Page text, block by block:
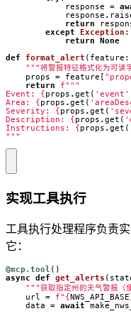
response
=
response .
return
except
Exception :
return
None
def
format_alert ( feature :
"""将警报特征格式化为可读
props
= feature
return
f
Event: { props .get ( 'event'
Area: { props .get (
Severity: { props .get (
Description: { props .get (
Instructions: { props .get (
"""
实现工具执行
工具执行处理程序负责
它：
@mcp.tool ()
async
def get_alerts (
"""获取指定州的天气警报（
url
= f" { NWS_API_BASE
data
= await